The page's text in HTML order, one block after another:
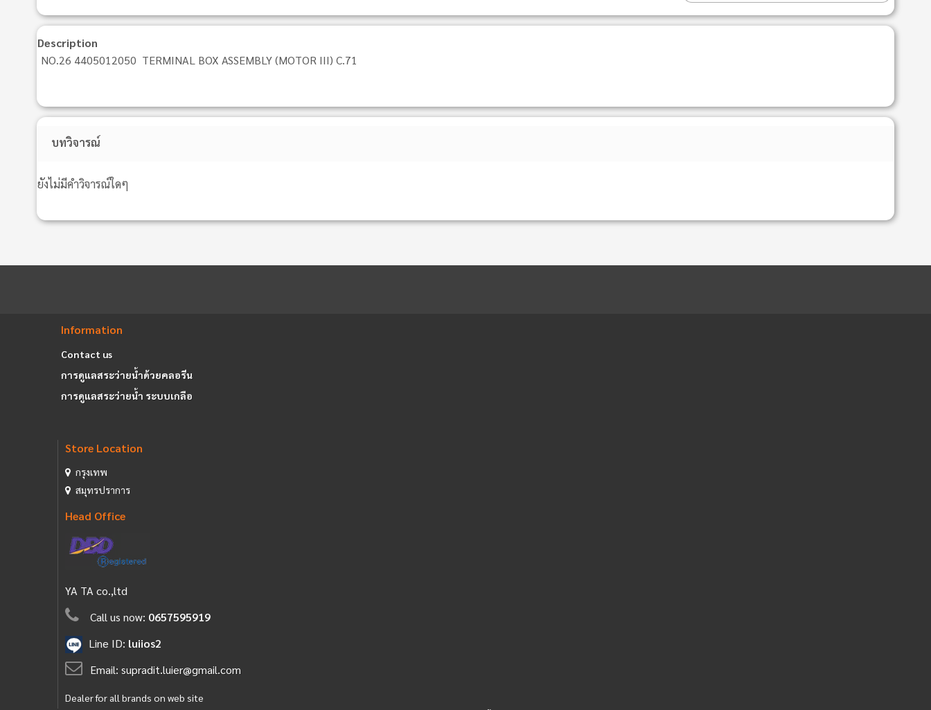
Description
NO.26 4405012050 TERMINAL BOX ASSEMBLY (MOTOR III) C.71
บทวิจารณ์
ยังไม่มีคำวิจารณ์ใดๆ
Information
Contact us
การดูแลสระว่ายน้ำด้วยคลอรีน
การดูแลสระว่ายน้ำ ระบบเกลือ
Store Location
กรุงเทพ
สมุทรปราการ
Head Office
YA TA co.,ltd
Call us now: 0657595919
Line ID: luiios2
Email: supradit.luier@gmail.com
Dealer for all brands on web site